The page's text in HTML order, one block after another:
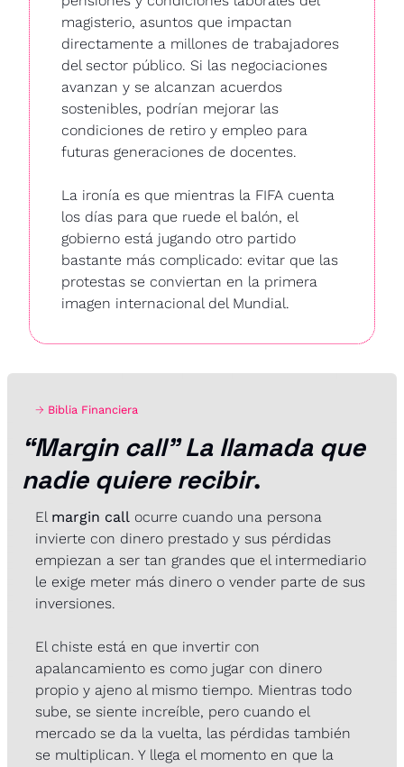
magisterio, asuntos que impactan
directamente a millones de trabajadores
del sector público. Si las negociaciones
avanzan y se alcanzan acuerdos
sostenibles, podrían mejorar las
condiciones de retiro y empleo para
futuras generaciones de docentes.
La ironía es que mientras la FIFA cuenta
los días para que ruede el balón, el
gobierno está jugando otro partido
bastante más complicado: evitar que las
protestas se conviertan en la primera
imagen internacional del Mundial.
→ Biblia Financiera
“Margin call” La llamada que
nadie quiere recibir.
El margin call ocurre cuando una persona
invierte con dinero prestado y sus pérdidas
empiezan a ser tan grandes que el intermediario
le exige meter más dinero o vender parte de sus
inversiones.
El chiste está en que invertir con
apalancamiento es como jugar con dinero
propio y ajeno al mismo tiempo. Mientras todo
sube, se siente increíble, pero cuando el
mercado se da la vuelta, las pérdidas también
se multiplican. Y llega el momento en que la